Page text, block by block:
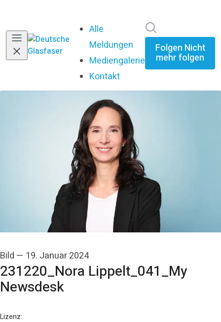
Alle
Meldungen
Mediengalerie
Kontakt
Folgen Nicht
mehr folgen
Bild — 19. Januar 2024
231220_Nora Lippelt_041_My
Newsdesk
go to media item
Lizenz: